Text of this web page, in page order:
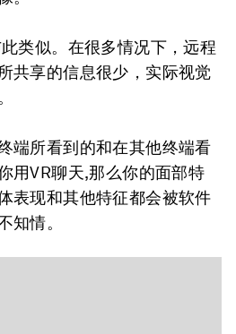
类似。在很多情况下，远程
共享的信息很少，实际视觉
端所看到的和在其他终端看
用VR聊天,那么你的面部特
表现和其他特征都会被软件
知情。